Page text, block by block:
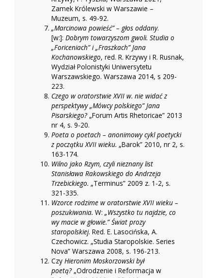
Zamek Królewski w Warszawie –
Muzeum, s. 49-92.
„Marcinowa powieść” – głos oddany.
[w:]: Dobrym towarzyszom gwoli. Studia o
„Foriceniach” i „Fraszkach” Jana
Kochanowskiego, red. R. Krzywy i R. Rusnak,
Wydział Polonistyki Uniwersytetu
Warszawskiego. Warszawa 2014, s 209-
223.
Czego w oratorstwie XVII w. nie widać z
perspektywy „Mówcy polskiego” Jana
Pisarskiego? „Forum Artis Rhetoricae” 2013
nr 4, s. 9-20.
Poeta o poetach – anonimowy cykl poetycki
z początku XVII wieku. „Barok” 2010, nr 2, s.
163-174.
Wilno jako Rzym, czyli nieznany list
Stanisława Rakowskiego do Andrzeja
Trzebickiego. „Terminus” 2009 z. 1-2, s.
321-335.
Wzorce rodzime w oratorstwie XVII wieku –
poszukiwania. W: „Wszystko tu najdzie, co
wy macie w głowie.” Świat prozy
staropolskiej. Red. E. Lasocińska, A.
Czechowicz. „Studia Staropolskie. Series
Nova” Warszawa 2008, s. 196-213.
Czy Hieronim Moskorzowski był
poetą? „Odrodzenie i Reformacja w